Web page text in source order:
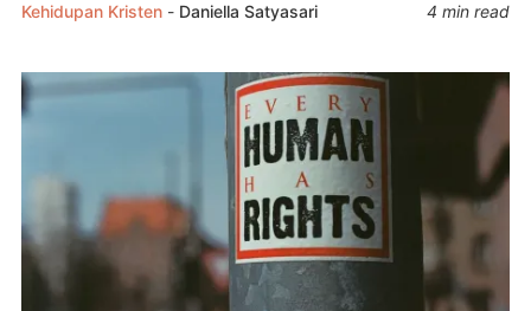
Kehidupan Kristen - Daniella Satyasari 4 min read